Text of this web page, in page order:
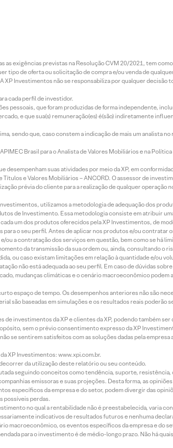
as exigências previstas na Resolução CVM 20/2021, tem
tipo de oferta ou solicitação de compra e/ou venda de
Investimentos não se responsabiliza por qualquer decisão
cada perfil de investidor.
pessoais, que foram produzidas de forma independente,
e que sua(s) remuneração(es) é(são) indiretamente
sendo que, caso constem a indicação de mais um analista
Brasil para o Analista de Valores Mobiliários e na
suas atividades por meio da XP, em
e Valores Mobiliários – ANCORD. O assessor de
prévia do cliente para a realização de qualquer operação
utilizamos a metodologia de adequação dos
de Investimento. Essa metodologia consiste em atribuir
um dos produtos oferecidos pela XP Investimentos, de
o seu perfil. Antes de aplicar nos produtos e/ou contratar
a contratação dos serviços em questão, bem como se há
da transmissão da sua ordem ou, ainda, consultando o
ou caso existam limitações em relação à quantidade e/ou
não está adequada ao seu perfil. Em caso de dúvidas
mudanças climáticas e o cenário macroeconômico podem
espaço de tempo. Os desempenhos anteriores não são
são baseadas em simulações e os resultados reais poderão
investimentos da XP e clientes da XP, podendo também ser
sem o prévio consentimento expresso da XP
se sentirem satisfeitos com as soluções dadas pela empresa
XP Investimentos: www.xpi.com.br.
da utilização deste relatório ou seu conteúdo.
seguindo conceitos como tendência, suporte, resistência,
emissoras e suas projeções. Desta forma, as
específicos da empresa e do setor, podem divergir das
possíveis perdas.
no qual a rentabilidade não é preestabelecida, varia
indicativos de resultados futuros e nenhuma
macroeconômico, os eventos específicos da empresa e do
para o investimento é de médio-longo prazo. Não há